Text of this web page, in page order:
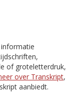
of groteletterdruk,
over Transkript,
aanbiedt.